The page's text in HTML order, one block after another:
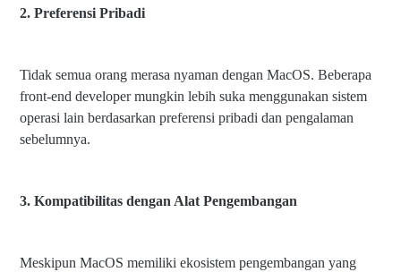
2. Preferensi Pribadi
Tidak semua orang merasa nyaman dengan MacOS. Beberapa
front-end developer mungkin lebih suka menggunakan sistem
operasi lain berdasarkan preferensi pribadi dan pengalaman
sebelumnya.
3. Kompatibilitas dengan Alat Pengembangan
Meskipun MacOS memiliki ekosistem pengembangan yang